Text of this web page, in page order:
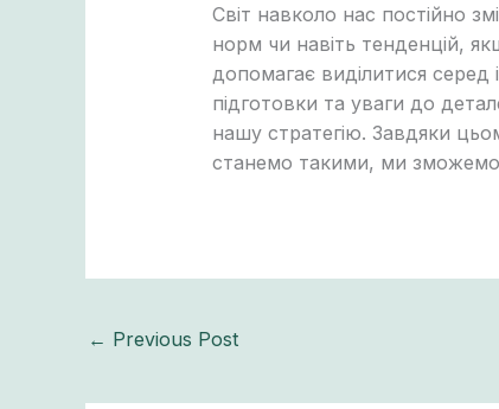
Світ навколо нас постійно
норм чи навіть тенденцій,
допомагає виділитися серед
підготовки та уваги до
нашу стратегію. Завдяки
станемо такими, ми зможемо
← Previous Post